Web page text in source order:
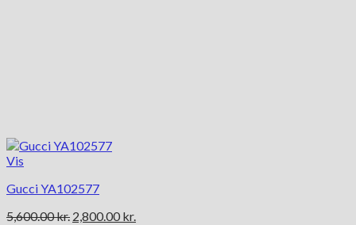
Vis
Gucci YA102577
5,600.00kr. Den
2,800.00 kr.